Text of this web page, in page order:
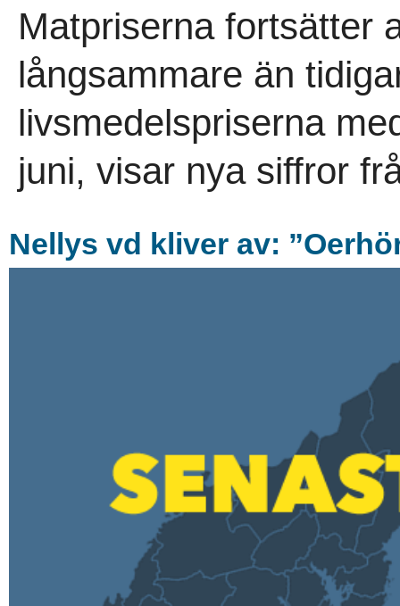
Matpriserna fortsätter
långsammare än
livsmedelspriserna
juni, visar nya siffror
Nellys vd kliver av: